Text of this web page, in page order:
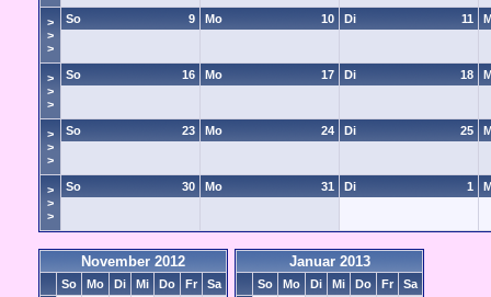
>
>
>
9
So 10
Mo 11
Di
>
>
>
16
So 17
Mo 18
Di
>
>
>
23
So 24
Mo 25
Di
>
>
>
30
So 31
Mo 1
Di
November 2012
So Mo Di Mi Do Fr
Sa
Januar 2013
So Mo Di Mi Do Fr
Sa